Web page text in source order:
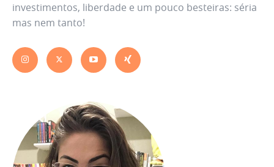
investimentos, liberdade e um pouco besteiras: séria
mas nem tanto!